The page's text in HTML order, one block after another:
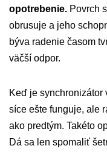
opotrebenie. Povrch
obrusuje a jeho
býva radenie časom
väčší odpor.
Keď je synchronizátor
síce ešte funguje, ale
ako predtým. Takéto
Dá sa len spomaliť